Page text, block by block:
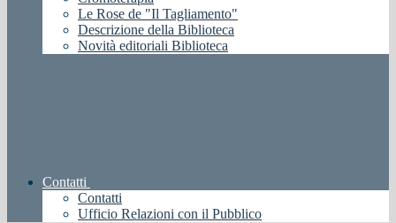
Le Rose de "Il Tagliamento"
Descrizione della Biblioteca
Novità editoriali Biblioteca
Contatti
Contatti
Ufficio Relazioni con il Pubblico